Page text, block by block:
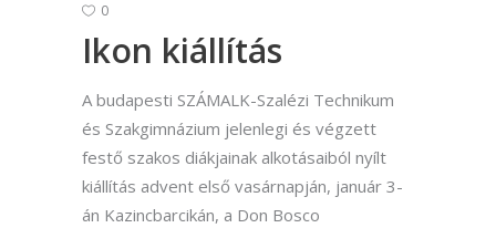
0
Ikon kiállítás
A budapesti SZÁMALK-Szalézi Technikum
és Szakgimnázium jelenlegi és végzett
festő szakos diákjainak alkotásaiból nyílt
kiállítás advent első vasárnapján, január 3-
án Kazincbarcikán, a Don Bosco